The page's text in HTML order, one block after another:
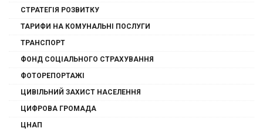
СТРАТЕГІЯ РОЗВИТКУ
ТАРИФИ НА КОМУНАЛЬНІ ПОСЛУГИ
ТРАНСПОРТ
ФОНД СОЦІАЛЬНОГО СТРАХУВАННЯ
ФОТОРЕПОРТАЖІ
ЦИВІЛЬНИЙ ЗАХИСТ НАСЕЛЕННЯ
ЦИФРОВА ГРОМАДА
ЦНАП